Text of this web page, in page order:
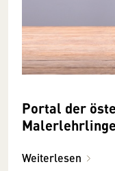
Portal der
Malerlehrlinge
Weiterlesen